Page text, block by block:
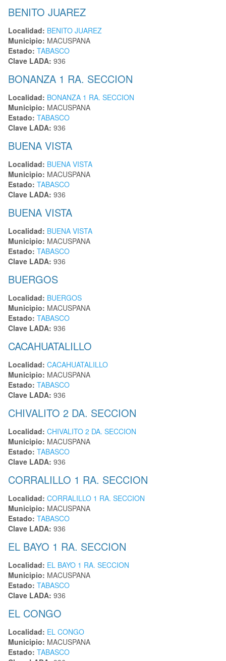
BENITO JUAREZ
Localidad: BENITO JUAREZ
Municipio: MACUSPANA
Estado: TABASCO
Clave LADA: 936
BONANZA 1 RA. SECCION
Localidad: BONANZA 1 RA. SECCION
Municipio: MACUSPANA
Estado: TABASCO
Clave LADA: 936
BUENA VISTA
Localidad: BUENA VISTA
Municipio: MACUSPANA
Estado: TABASCO
Clave LADA: 936
BUENA VISTA
Localidad: BUENA VISTA
Municipio: MACUSPANA
Estado: TABASCO
Clave LADA: 936
BUERGOS
Localidad: BUERGOS
Municipio: MACUSPANA
Estado: TABASCO
Clave LADA: 936
CACAHUATALILLO
Localidad: CACAHUATALILLO
Municipio: MACUSPANA
Estado: TABASCO
Clave LADA: 936
CHIVALITO 2 DA. SECCION
Localidad: CHIVALITO 2 DA. SECCION
Municipio: MACUSPANA
Estado: TABASCO
Clave LADA: 936
CORRALILLO 1 RA. SECCION
Localidad: CORRALILLO 1 RA. SECCION
Municipio: MACUSPANA
Estado: TABASCO
Clave LADA: 936
EL BAYO 1 RA. SECCION
Localidad: EL BAYO 1 RA. SECCION
Municipio: MACUSPANA
Estado: TABASCO
Clave LADA: 936
EL CONGO
Localidad: EL CONGO
Municipio: MACUSPANA
Estado: TABASCO